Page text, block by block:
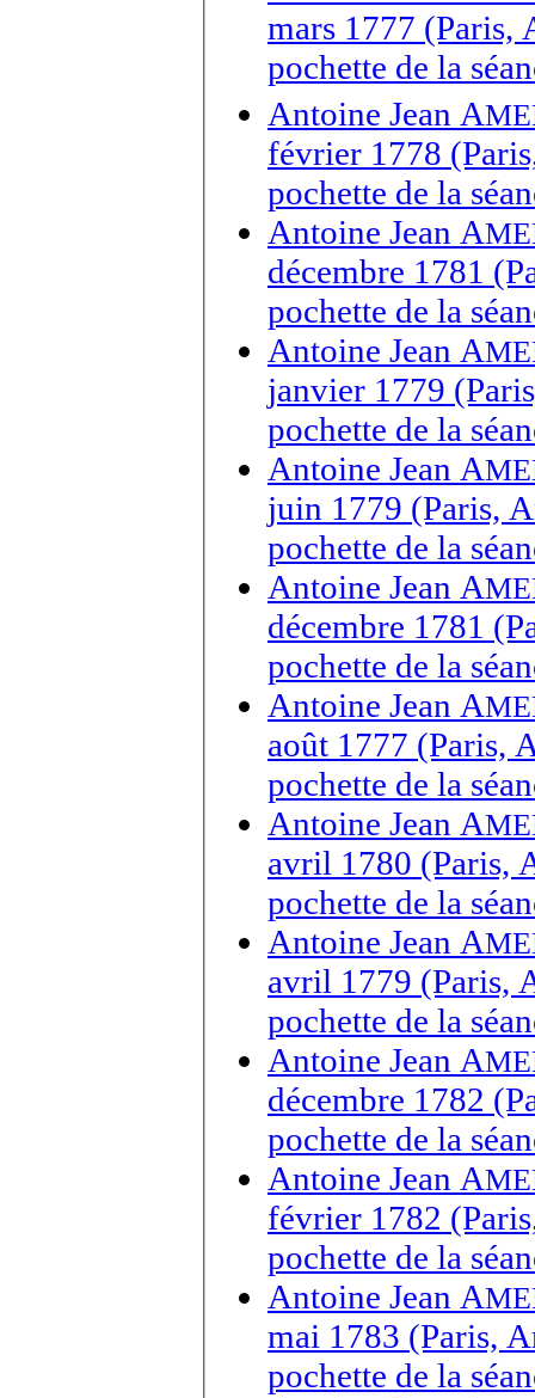
mars 1777 (Paris,
pochette de la
Antoine Jean A
février 1778
pochette de la
Antoine Jean A
décembre 1781
pochette de la
Antoine Jean A
janvier 1779
pochette de la
Antoine Jean A
juin 1779 (Paris,
pochette de la
Antoine Jean A
décembre 1781
pochette de la
Antoine Jean A
août 1777 (Paris,
pochette de la
Antoine Jean A
avril 1780 (Paris,
pochette de la
Antoine Jean A
avril 1779 (Paris,
pochette de la
Antoine Jean A
décembre 1782
pochette de la
Antoine Jean A
février 1782
pochette de la
Antoine Jean A
mai 1783 (Paris,
pochette de la